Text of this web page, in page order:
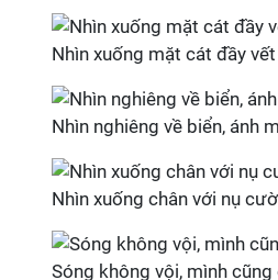
Nhìn xuống mặt cát đầy
Nhìn nghiêng về biển, ánh
Nhìn xuống chân với nụ
Sóng không vội, mình